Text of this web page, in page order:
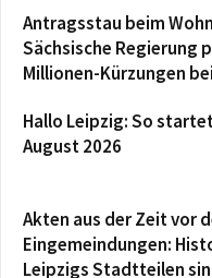
Antragsstau beim
Sächsische Regierung
Millionen-Kürzungen
Hallo Leipzig: So
August 2026
Akten aus der Zeit vor
Eingemeindungen:
Leipzigs Stadtteilen